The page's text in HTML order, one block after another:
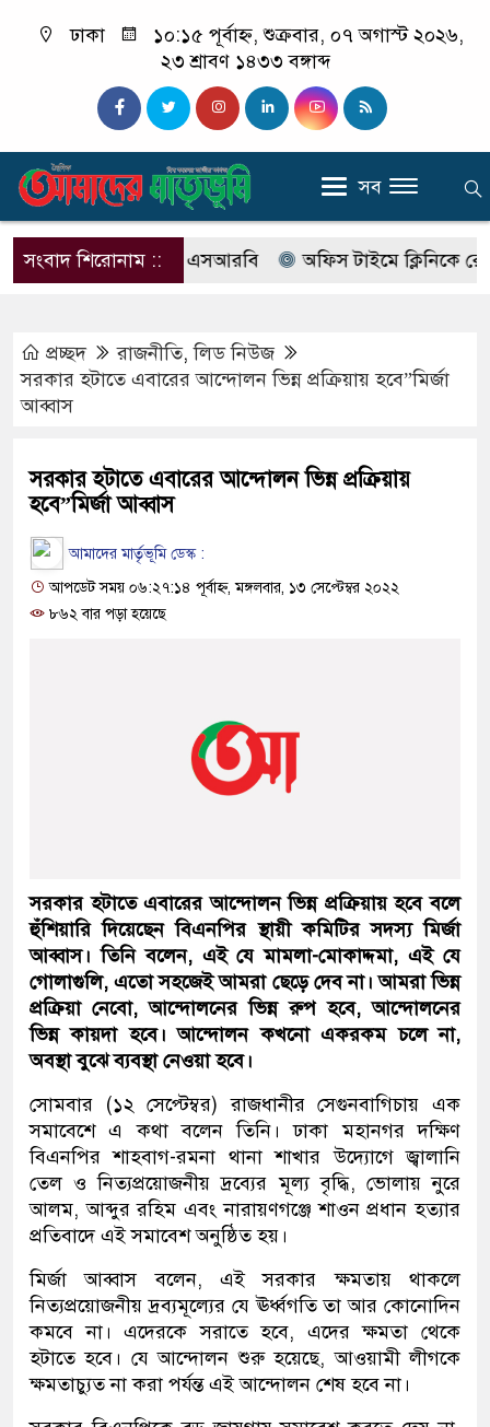
ঢাকা
১০:১৫ পূর্বাহ্ন, শুক্রবার, ০৭ অগাস্ট ২০২৬,
২৩ শ্রাবণ ১৪৩৩ বঙ্গাব্দ
সব
সংবাদ শিরোনাম ::
নাম বদলে আসছে এসআরবি অফিস টাইমে ক্লিনিকে রোগী
প্রচ্ছদ রাজনীতি,লিড নিউজ
সরকার হটাতে এবারের আন্দোলন ভিন্ন প্রক্রিয়ায় হবে”মির্জা
আব্বাস
সরকার হটাতে এবারের আন্দোলন ভিন্ন প্রক্রিয়ায়
হবে”মির্জা আব্বাস
আমাদের মার্তৃভূমি ডেস্ক :
আপডেট সময় ০৬:২৭:১৪ পূর্বাহ্ন, মঙ্গলবার, ১৩ সেপ্টেম্বর ২০২২
৮৬২ বার পড়া হয়েছে
সরকার হটাতে এবারের আন্দোলন ভিন্ন প্রক্রিয়ায় হবে বলে
হুঁশিয়ারি দিয়েছেন বিএনপির স্থায়ী কমিটির সদস্য মির্জা
আব্বাস। তিনি বলেন, এই যে মামলা-মোকাদ্দমা, এই যে
গোলাগুলি, এতো সহজেই আমরা ছেড়ে দেব না। আমরা ভিন্ন
প্রক্রিয়া নেবো, আন্দোলনের ভিন্ন রুপ হবে, আন্দোলনের
ভিন্ন কায়দা হবে। আন্দোলন কখনো একরকম চলে না,
অবস্থা বুঝে ব্যবস্থা নেওয়া হবে।
সোমবার (১২ সেপ্টেম্বর) রাজধানীর সেগুনবাগিচায় এক
সমাবেশে এ কথা বলেন তিনি। ঢাকা মহানগর দক্ষিণ
বিএনপির শাহবাগ-রমনা থানা শাখার উদ্যোগে জ্বালানি
তেল ও নিত্যপ্রয়োজনীয় দ্রব্যের মূল্য বৃদ্ধি, ভোলায় নুরে
আলম, আব্দুর রহিম এবং নারায়ণগঞ্জে শাওন প্রধান হত্যার
প্রতিবাদে এই সমাবেশ অনুষ্ঠিত হয়।
মির্জা আব্বাস বলেন, এই সরকার ক্ষমতায় থাকলে
নিত্যপ্রয়োজনীয় দ্রব্যমূল্যের যে ঊর্ধ্বগতি তা আর কোনোদিন
কমবে না। এদেরকে সরাতে হবে, এদের ক্ষমতা থেকে
হটাতে হবে। যে আন্দোলন শুরু হয়েছে, আওয়ামী লীগকে
ক্ষমতাচ্যুত না করা পর্যন্ত এই আন্দোলন শেষ হবে না।